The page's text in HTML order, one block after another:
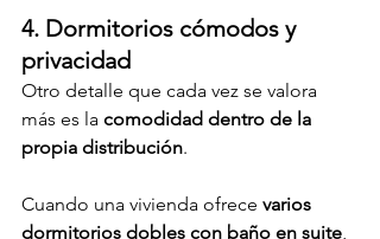
4. Dormitorios cómodos y
privacidad
Otro detalle que cada vez se valora
más es la comodidad dentro de la
propia distribución.
Cuando una vivienda ofrece varios
dormitorios dobles con baño en suite,